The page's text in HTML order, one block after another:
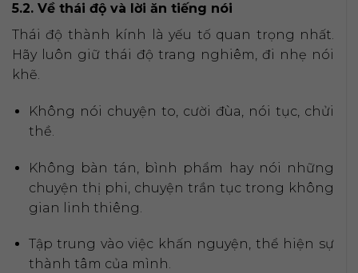
5.2. Về thái độ và lời ăn tiếng nói
Thái độ thành kính là yếu tố quan trọng nhất.
Hãy luôn giữ thái độ trang nghiêm, đi nhẹ nói
khẽ.
Không nói chuyện to, cười đùa, nói tục, chửi
thề.
Không bàn tán, bình phẩm hay nói những
chuyện thị phi, chuyện trần tục trong không
gian linh thiêng.
Tập trung vào việc khấn nguyện, thể hiện sự
thành tâm của mình.